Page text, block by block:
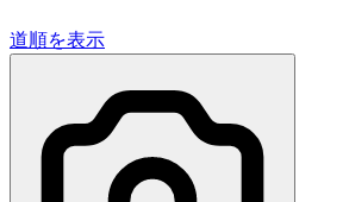
道順を表示